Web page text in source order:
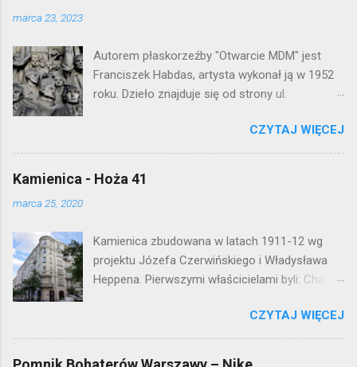
j
o
m
e
n
t
a
marca 23, 2023
Autorem płaskorzeźby "Otwarcie MDM" jest
Franciszek Habdas, artysta wykonał ją w 1952
roku. Dzieło znajduje się od strony ul.
warszawskiej flagowej inwestycji
mieszkaniowej lat 50. Lokalizacja: Śródmieście
CZYTAJ WIĘCEJ
Kamienica - Hoża 41
marca 25, 2020
Kamienica zbudowana w latach 1911-12 wg
projektu Józefa Czerwińskiego i Władysława
Heppena. Pierwszymi właścicielami byli: Chaim
kamienica była zamieszkała przez
pracowników Elektrowni Warszawskiej. Ten
okazały budynek wyszedł bez szwanku z II
CZYTAJ WIĘCEJ